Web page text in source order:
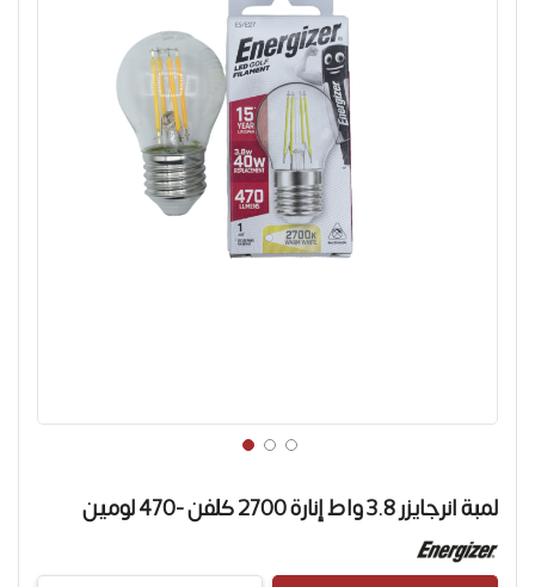
لمبة انرجايزر 3.8 واط إنارة 2700 كلفن -470 لومين
إلى
بداية
معرض
الصور